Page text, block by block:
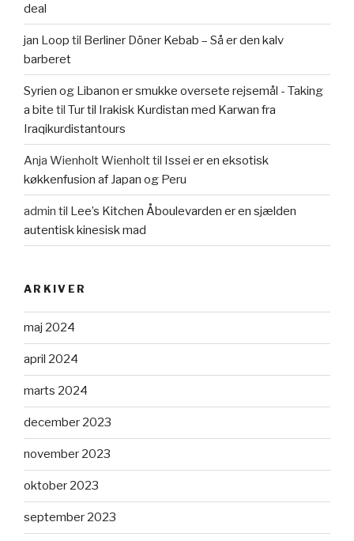
deal
jan Loop til Berliner Döner Kebab – Så er den kalv
barberet
Syrien og Libanon er smukke oversete rejsemål - Taking
a bite til Tur til Irakisk Kurdistan med Karwan fra
Iraqikurdistantours
Anja Wienholt Wienholttil Issei er en eksotisk
køkkenfusion af Japan og Peru
admin til Lee’s Kitchen Åboulevarden er en sjælden
autentisk kinesisk mad
ARKIVER
maj 2024
april 2024
marts 2024
december 2023
november 2023
oktober 2023
september 2023